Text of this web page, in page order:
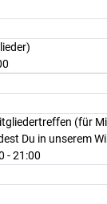
(für
Du in unserem
- 21:00